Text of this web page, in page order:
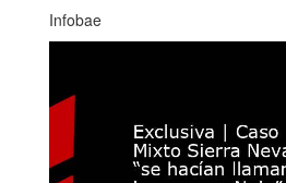
Infobae